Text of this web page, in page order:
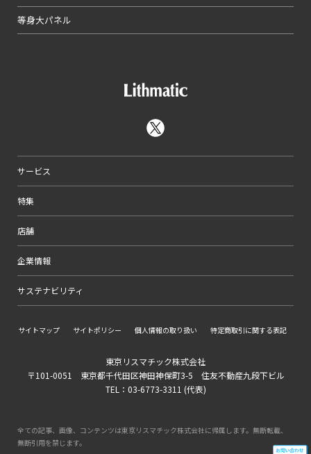
等身大パネル
サービス
特集
店舗
企業情報
サステナビリティ
サイトマップ サイトポリシー 個人情報の取り扱い 特定商取引に関する表記
東京リスマチック株式会社
〒101-0051 東京都千代田区神田神保町3-5 住友不動産九段下ビル
TEL：03-6773-3311 (代表)
全ての記事、画像、コンテンツは東京リスマチック株式会社に帰属します。無断転載、
無断引用を禁じます。